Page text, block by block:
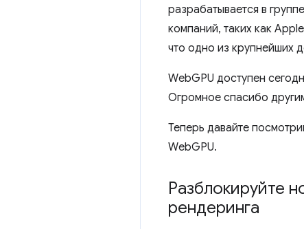
разрабатывается в группе
компаний, таких как
что одно из крупнейших
WebGPU доступен
Огромное спасибо
Теперь давайте
WebGPU.
Разблокируйте
рендеринга